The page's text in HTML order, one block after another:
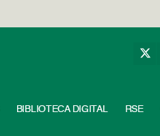
BIBLIOTECA DIGITAL RSE